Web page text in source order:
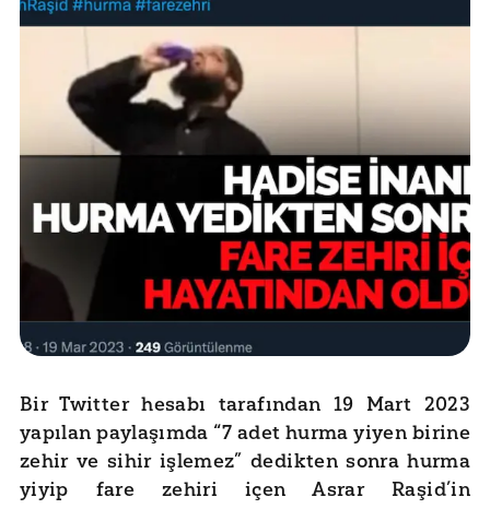
Bir Twitter hesabı tarafından 19 Mart 2023
yapılan paylaşımda “7 adet hurma yiyen birine
zehir ve sihir işlemez” dedikten sonra hurma
yiyip fare zehiri içen Asrar Raşid’in